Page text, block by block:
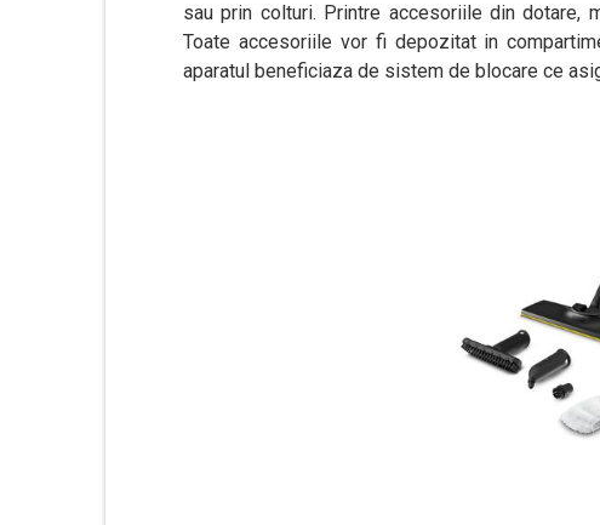
sau prin colturi. Printre accesoriile din dotare,
Toate accesoriile vor fi depozitat in
aparatul beneficiaza de sistem de blocare ce